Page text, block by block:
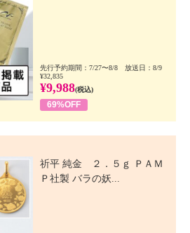
先行予約期間：7/27〜8/8 放送日：8/9
¥32,835
¥9,988(税込)
69%OFF
祈平 純金 ２．５ｇ ＰＡＭ
Ｐ社製 バラの妖...